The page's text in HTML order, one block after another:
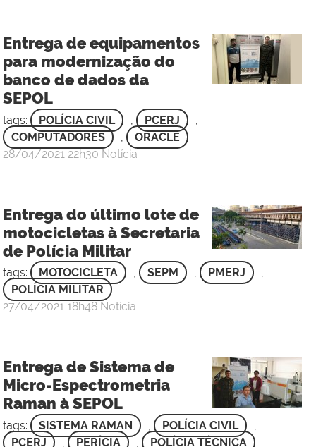
Oliveira
Carneiro
-
3
Sgt
Entrega de equipamentos
para modernização do
banco de dados da
SEPOL
tags: POLÍCIA CIVIL PCERJ
COMPUTADORES
ORACLE
por
Oliveira
Carneiro
-
3
Sgt
publicado
28/04/2021 22h30 Notícia
Entrega do último lote de
motocicletas à Secretaria
de Polícia Militar
tags: MOTOCICLETA , SEPM , PMERJ
,
POLÍCIA MILITAR
por
Oliveira
Carneiro
-
3
Sgt
publicado
27/04/2021 18h48 Notícia
Entrega de Sistema de
Micro-Espectrometria
Raman à SEPOL
tags: SISTEMA RAMAN POLÍCIA CIVIL
PCERJ
PERÍCIA POLÍCIA TÉCNICA